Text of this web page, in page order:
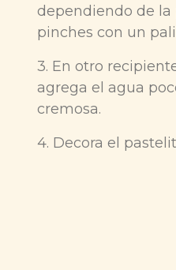
dependiendo de la
pinches con un
3. En otro
agrega el agua
cremosa.
4. Decora el